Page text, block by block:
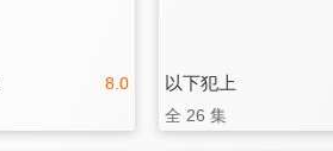
8.0 以下犯上
全 26 集